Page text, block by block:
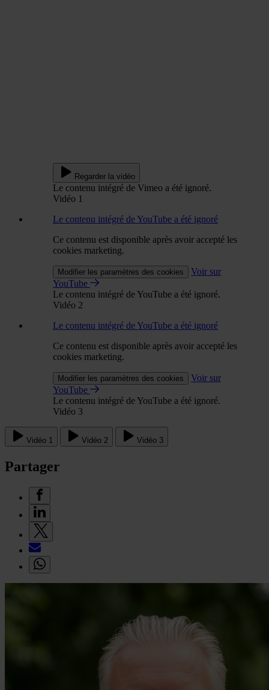
Regarder la vidéo
Le contenu intégré de Vimeo a été ignoré.
Vidéo 1
Le contenu intégré de YouTube a été ignoré
Ce contenu est disponible après avoir accepté les
cookies marketing.
Modifier les paramètres des cookies
Voir sur
YouTube
Le contenu intégré de YouTube a été ignoré.
Vidéo 2
Le contenu intégré de YouTube a été ignoré
Ce contenu est disponible après avoir accepté les
cookies marketing.
Modifier les paramètres des cookies
Voir sur
YouTube
Le contenu intégré de YouTube a été ignoré.
Vidéo 3
Vidéo 1 Vidéo 2 Vidéo 3
Partager